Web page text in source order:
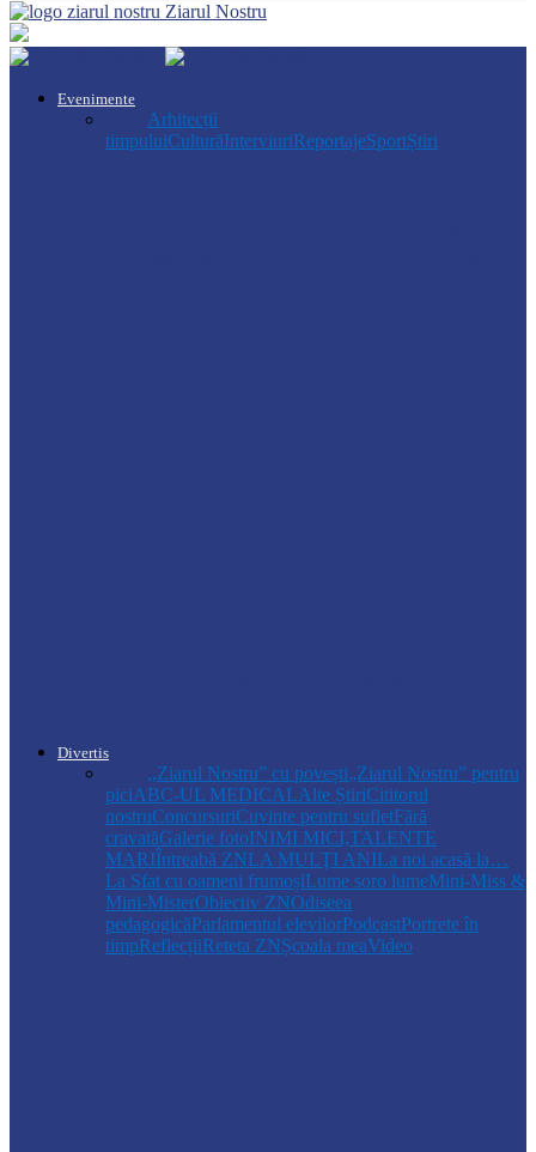
Ziarul Nostru
Evenimente
Arhitecții
timpuluiCulturăInterviuriReportajeSportȘtiri
Divertis
,,Ziarul Nostru” cu povești„Ziarul Nostru” pentru
piciABC-UL MEDICALAlte ȘtiriCititorul
nostruConcursuriCuvinte pentru sufletFără
cravatăGalerie fotoINIMI MICI,TALENTE
MARIÎntreabă ZNLA MULŢI ANILa noi acasă la…
La Sfat cu oameni frumoșiLume soro lumeMini-Miss &
Mini-MisterObiectiv ZNOdiseea
pedagogicăParlamentul elevilorPodcastPortrete în
timpReflecțiiReteta ZNȘcoala meaVideo